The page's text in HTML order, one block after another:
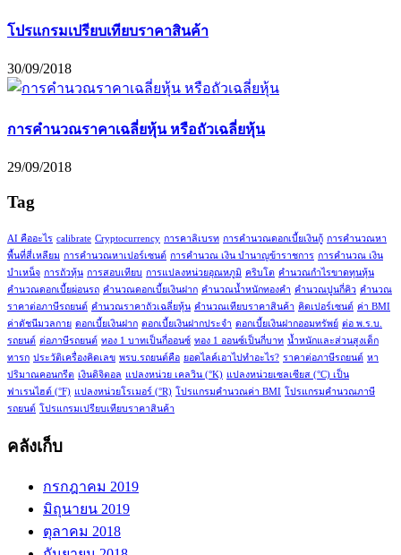
โปรแกรมเปรียบเทียบราคาสินค้า
30/09/2018
การคำนวณราคาเฉลี่ยหุ้น หรือถัวเฉลี่ยหุ้น
29/09/2018
Tag
AI คืออะไร calibrate Cryptocurrency การคาลิเบรท การคำนวณดอกเบี้ยเงินกู้ การคำนวณหา
พื้นที่สี่เหลียม การคำนวณหาเปอร์เซนต์ การคำนวณ เงิน บำนาญข้าราชการ การคำนวณ เงิน
บำเหน็จ การถัวหุ้น การสอบเทียบ การแปลงหน่วยอุณหภูมิ คริบโต คำนวณกำไรขาดทุนหุ้น
คำนวณดอกเบี้ยผ่อนรถ คำนวณดอกเบี้ยเงินฝาก คำนวณน้ำหนักทองคำ คำนวณปูนกี่คิว คำนวณ
ราคาต่อภาษีรถยนต์ คำนวณราคาถัวเฉลี่ยหุ้น คำนวณเทียบราคาสินค้า คิดเปอร์เซนต์ ค่า BMI
ค่าดัชนีมวลกาย ดอกเบี้ยเงินฝาก ดอกเบี้ยเงินฝากประจำ ดอกเบี้ยเงินฝากออมทรัพย์ ต่อ พ.ร.บ.
รถยนต์ ต่อภาษีรถยนต์ ทอง 1 บาทเป็นกี่ออนซ์ ทอง 1 ออนซ์เป็นกี่บาท น้ำหนักและส่วนสูงเด็ก
ทารก ประวัติเครื่องคิดเลข พรบ.รถยนต์คือ ยอดไลค์เอาไปทำอะไร? ราคาต่อภาษีรถยนต์ หา
ปริมาณคอนกรีต เงินดิจิตอล แปลงหน่วย เคลวิน (°K) แปลงหน่วยเซลเซียส (°C) เป็น
ฟาเรนไฮต์ (°F) แปลงหน่วยโรเมอร์ (°R) โปรแกรมคำนวณค่า BMI โปรแกรมคำนวณภาษี
รถยนต์ โปรแกรมเปรียบเทียบราคาสินค้า
คลังเก็บ
กรกฎาคม 2019
มิถุนายน 2019
ตุลาคม 2018